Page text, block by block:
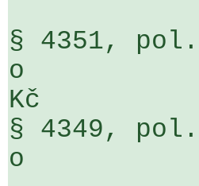
§ 4351, pol.
o
Kč
§ 4349, pol.
o